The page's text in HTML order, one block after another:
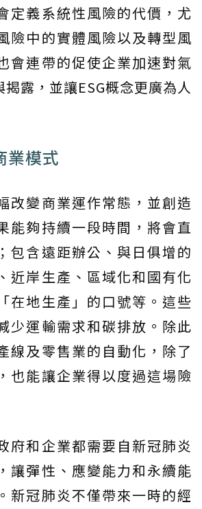
定義系統性風險的代價，尤
險中的實體風險以及轉型風
會連帶的促使企業加速對氣
露，並讓ESG概念更廣為人
業模式
改變商業運作常態，並創造
能夠持續一段時間，將會直
包含遠距辦公、與日俱增的
近岸生產、區域化和國有化
在地生產」的口號等。這些
少運輸需求和碳排放。除此
線及零售業的自動化，除了
也能讓企業得以度過這場險
府和企業都需要自新冠肺炎
讓彈性、應變能力和永續能
新冠肺炎不僅帶來一時的經